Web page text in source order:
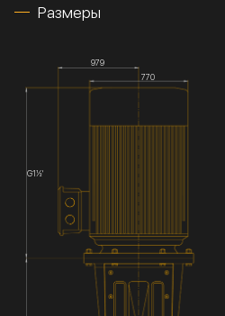
Размеры
979
770
G1½'